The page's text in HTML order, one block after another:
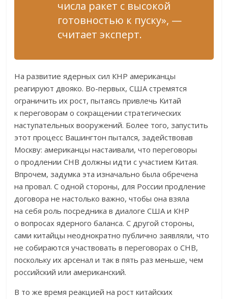
числа ракет с высокой
готовностью к пуску», —
считает эксперт.
На развитие ядерных сил КНР американцы
реагируют двояко. Во-первых, США стремятся
ограничить их рост, пытаясь привлечь Китай
к переговорам о сокращении стратегических
наступательных вооружений. Более того, запустить
этот процесс Вашингтон пытался, задействовав
Москву: американцы настаивали, что переговоры
о продлении СНВ должны идти с участием Китая.
Впрочем, задумка эта изначально была обречена
на провал. С одной стороны, для России продление
договора не настолько важно, чтобы она взяла
на себя роль посредника в диалоге США и КНР
о вопросах ядерного баланса. С другой стороны,
сами китайцы неоднократно публично заявляли, что
не собираются участвовать в переговорах о СНВ,
поскольку их арсенал и так в пять раз меньше, чем
российский или американский.
В то же время реакцией на рост китайских